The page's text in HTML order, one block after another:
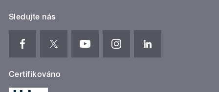
Sledujte nás
Certifikováno